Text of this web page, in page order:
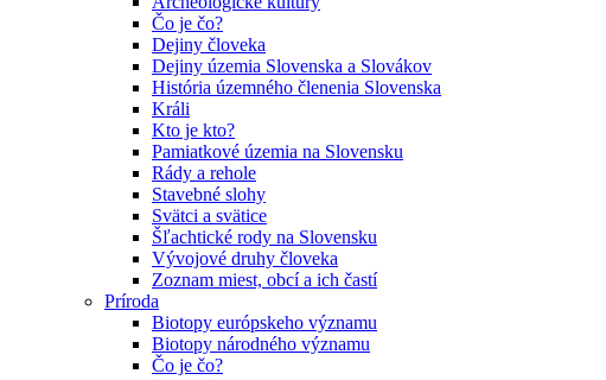
Čo je čo?
Dejiny človeka
Dejiny územia Slovenska a Slovákov
História územného členenia Slovenska
Králi
Kto je kto?
Pamiatkové územia na Slovensku
Rády a rehole
Stavebné slohy
Svätci a svätice
Šľachtické rody na Slovensku
Vývojové druhy človeka
Zoznam miest, obcí a ich častí
Príroda
Biotopy európskeho významu
Biotopy národného významu
Čo je čo?